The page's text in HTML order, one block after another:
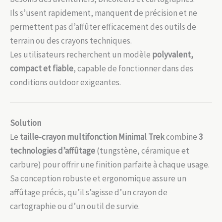
Ils s’usent rapidement, manquent de précision et ne
permettent pas d’affûter efficacement des outils de
terrain ou des crayons techniques.
Les utilisateurs recherchent un modèle polyvalent,
compact et fiable, capable de fonctionner dans des
conditions outdoor exigeantes.
Solution
Le taille-crayon multifonction Minimal Trekcombine3
technologies d’affûtage(tungstène, céramique et
carbure) pour offrir une finition parfaite à chaque usage.
Sa conception robuste et ergonomique assure un
affûtage précis, qu’il s’agisse d’un crayon de
cartographie ou d’un outil de survie.